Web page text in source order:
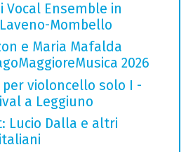
Vocal Ensemble in
Mombello
e Maria Mafalda
2026
per violoncello solo I -
a Leggiuno
Lucio Dalla e altri